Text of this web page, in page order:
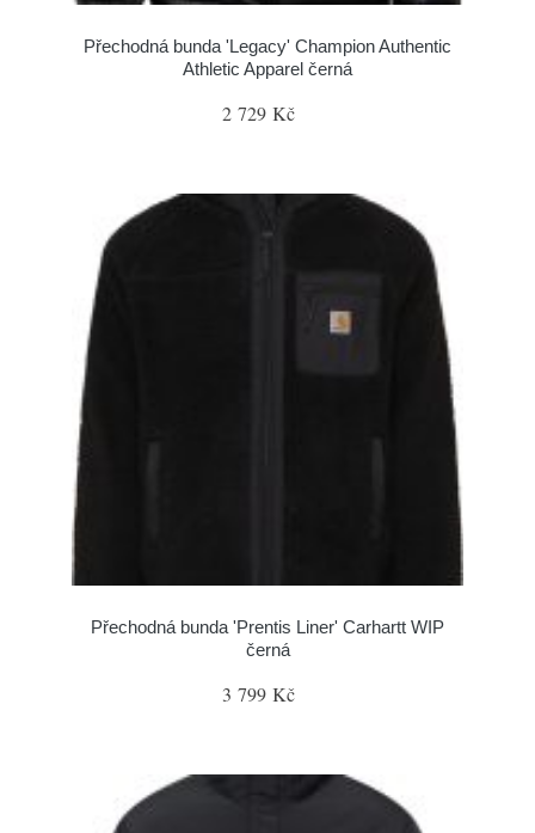
Přechodná bunda 'Legacy' Champion Authentic
Athletic Apparel černá
2 729 Kč
Přechodná bunda 'Prentis Liner' Carhartt WIP
černá
3 799 Kč